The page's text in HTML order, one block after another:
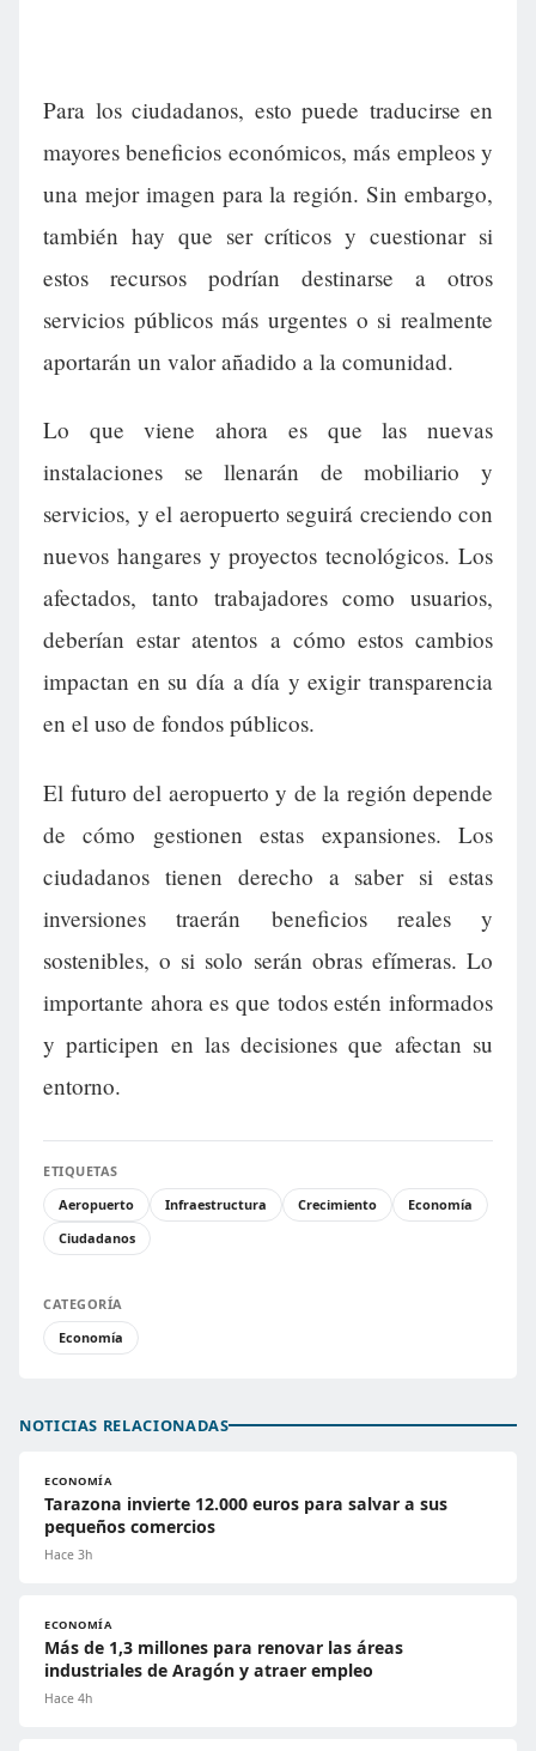
Para los ciudadanos, esto puede traducirse en
mayores beneficios económicos, más empleos y
una mejor imagen para la región. Sin embargo,
también hay que ser críticos y cuestionar si
estos recursos podrían destinarse a otros
servicios públicos más urgentes o si realmente
aportarán un valor añadido a la comunidad.
Lo que viene ahora es que las nuevas
instalaciones se llenarán de mobiliario y
servicios, y el aeropuerto seguirá creciendo con
nuevos hangares y proyectos tecnológicos. Los
afectados, tanto trabajadores como usuarios,
deberían estar atentos a cómo estos cambios
impactan en su día a día y exigir transparencia
en el uso de fondos públicos.
El futuro del aeropuerto y de la región depende
de cómo gestionen estas expansiones. Los
ciudadanos tienen derecho a saber si estas
inversiones traerán beneficios reales y
sostenibles, o si solo serán obras efímeras. Lo
importante ahora es que todos estén informados
y participen en las decisiones que afectan su
entorno.
ETIQUETAS
Aeropuerto
Infraestructura Crecimiento
Economía
Ciudadanos
CATEGORÍA
Economía
NOTICIAS RELACIONADAS
ECONOMÍA
Tarazona invierte 12.000 euros para salvar a sus
pequeños comercios
Hace 3h
ECONOMÍA
Más de 1,3 millones para renovar las áreas
industriales de Aragón y atraer empleo
Hace 4h